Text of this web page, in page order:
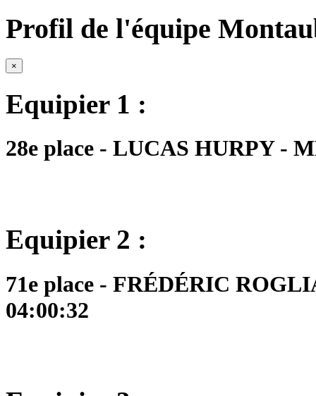
Profil de l'équipe
×
Equipier 1 :
28e place - LUCAS HURPY -
Equipier 2 :
71e place - FRÉDÉRIC
04:00:32